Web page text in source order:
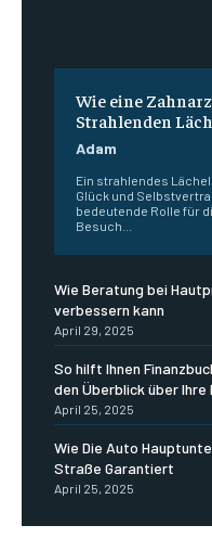
Wie eine
Strahlenden
Adam
Ein strahlendes
Glück und
bedeutende Rolle für
Besuch...
Wie Beratung bei
verbessern kann
April 29, 2025
So hilft Ihnen
den Überblick über Ihre
April 25, 2025
Wie Die Auto
Straße Garantiert
April 25, 2025